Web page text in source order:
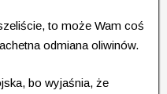
to może Wam coś
odmiana oliwinów.
bo wyjaśnia, że